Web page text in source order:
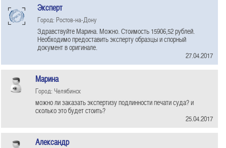
Эксперт
Город: Ростов-на-Дону
Здравствуйте Марина. Можно. Стоимость 15906,52 рублей.
Необходимо предоставить эксперту образцы и спорный
документ в оригинале.
27.04.2017
Марина
Город: Челябинск
можно ли заказать экспертизу подлинности печати суда? и
сколько это будет стоить?
25.04.2017
Александр